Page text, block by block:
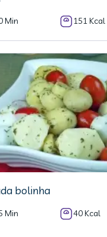
Min 151 Kcal
bolinha
Min 40 Kcal